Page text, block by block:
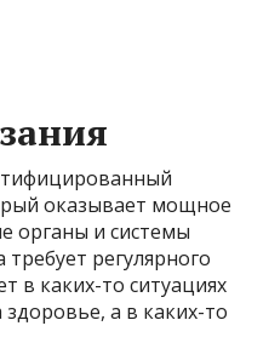
оказывает мощное
органы и системы
регулярного
в каких-то ситуациях
здоровье, а в каких-то